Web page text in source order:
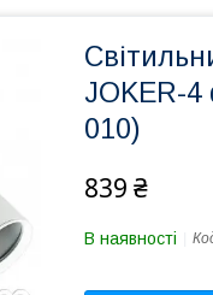
JOKER-4
010)
839 ₴
В наявності